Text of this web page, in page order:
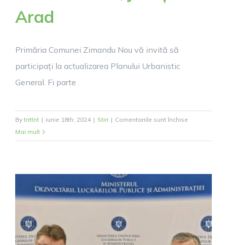
Arad
Primăria Comunei Zimandu Nou vă invită să
participați la actualizarea Planului Urbanistic
General. Fi parte
By tnttnt | iunie 18th, 2024 | Stiri | Comentariile sunt închise
și
GENERAL
Zimandu
Nou,
județul
Mai mult